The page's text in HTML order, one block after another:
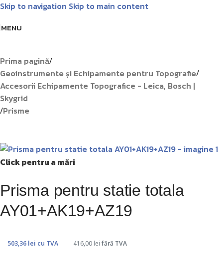
Skip to navigation Skip to main content
MENU
Prima pagină/
Geoinstrumente și Echipamente pentru Topografie/
Accesorii Echipamente Topografice - Leica, Bosch |
Skygrid
/Prisme
Click pentru a mări
Prisma pentru statie totala
AY01+AK19+AZ19
416,00 lei fără TVA
503,36 lei cu TVA